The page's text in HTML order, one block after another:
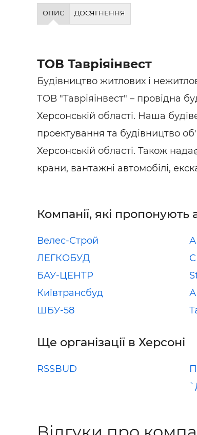
ОПИС ДОСЯГНЕННЯ
ТОВ Тавріяінвест
Будівництво житлових і
ТОВ "Тавріяінвест" – провідна
Херсонській області. Наша
проектування та будівництво
Херсонській області. Також
крани, вантажні автомобілі,
Компанії, які пропонують
Велес-Строй
ЛЕГКОБУД
БАУ-ЦЕНТР
Київтрансбуд
ШБУ-58
Ще організації в Херсоні
RSSBUD